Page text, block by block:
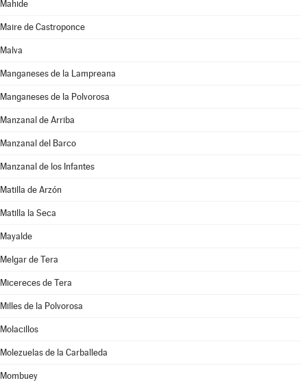
Mahide
Maire de Castroponce
Malva
Manganeses de la Lampreana
Manganeses de la Polvorosa
Manzanal de Arriba
Manzanal del Barco
Manzanal de los Infantes
Matilla de Arzón
Matilla la Seca
Mayalde
Melgar de Tera
Micereces de Tera
Milles de la Polvorosa
Molacillos
Molezuelas de la Carballeda
Mombuey